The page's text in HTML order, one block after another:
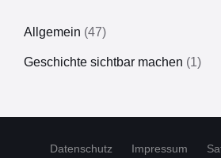
Allgemein (47)
Geschichte sichtbar machen (1)
Datenschutz Impressum